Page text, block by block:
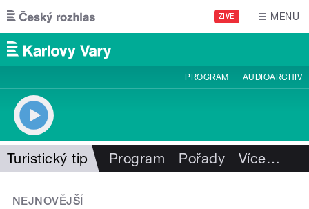
Přejít k hlavnímu obsahu
ŽIVĚ MENU
PROGRAM AUDIOARCHIV
Turistický tip Program Pořady Více…
NEJNOVĚJŠÍ